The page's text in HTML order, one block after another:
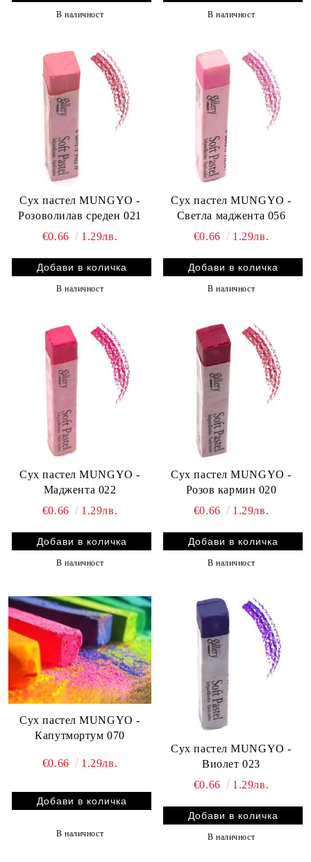
В наличност В наличност
Сух пастел MUNGYO -
Розоволилав среден 021
€0.66
1.29лв.
В наличност
Сух пастел MUNGYO -
Светла маджента 056
€0.66
1.29лв.
В наличност
Сух пастел MUNGYO -
Маджента 022
€0.66
1.29лв.
В наличност
Сух пастел MUNGYO -
Розов кармин 020
€0.66
1.29лв.
В наличност
Сух пастел MUNGYO -
Капутмортум 070
€0.66 1.29лв.
В наличност
Сух пастел MUNGYO -
Виолет 023
€0.66
1.29лв.
В наличност